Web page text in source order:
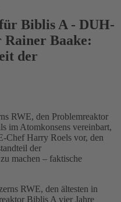
Biblis A - DUH-
Rainer Baake:
der
RWE, den Problemreaktor
im Atomkonsens vereinbart,
Chef Harry Roels vor, den
der
machen – faktische
RWE, den ältesten in
Biblis A vier Jahre